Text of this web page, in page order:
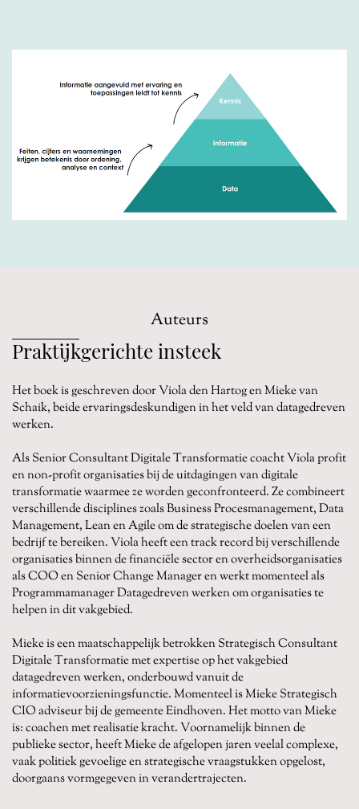
Auteurs
Praktijkgerichte insteek
Het boek is geschreven door Viola den Hartog enMieke van
Schaik,beide ervaringsdeskundigen in het veld van datagedreven
werken.
Als Senior Consultant Digitale Transformatie coacht Viola profit
en non-profit organisaties bij de uitdagingen van digitale
transformatie waarmee ze worden geconfronteerd. Ze combineert
verschillende disciplines zoals Business Procesmanagement, Data
Management, Lean en Agile om de strategische doelen van een
bedrijf te bereiken. Viola heeft een track record bij verschillende
organisaties binnen de financiële sector en overheidsorganisaties
als COO en Senior Change Manager en werkt momenteel als
Programmamanager Datagedreven werken om organisaties te
helpen in dit vakgebied.
Mieke is een maatschappelijk betrokken Strategisch Consultant
Digitale Transformatie met expertise op het vakgebied
datagedreven werken, onderbouwd vanuit de
informatievoorzieningsfunctie. Momenteel is Mieke Strategisch
CIO adviseur bij de gemeente Eindhoven. Het motto van Mieke
is: coachen met realisatie kracht. Voornamelijk binnen de
publieke sector, heeft Mieke de afgelopen jaren veelal complexe,
vaak politiek gevoelige en strategische vraagstukken opgelost,
doorgaans vormgegeven in verandertrajecten.